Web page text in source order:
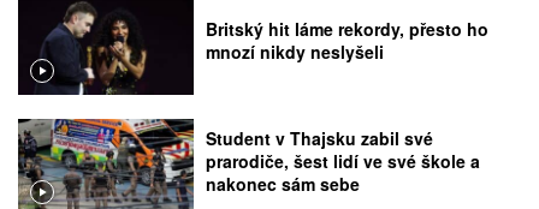
Britský hit láme rekordy, přesto ho
mnozí nikdy neslyšeli
Student v Thajsku zabil své
prarodiče, šest lidí ve své škole a
nakonec sám sebe